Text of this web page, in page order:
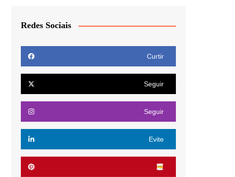
Redes Sociais
Curtir
Seguir
Seguir
Evite